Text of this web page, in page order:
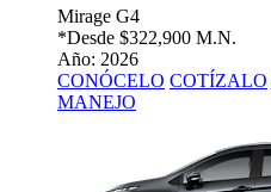
Mirage G4
*Desde $322,900 M.N.
Año: 2026
CONÓCELO COTÍZALO
MANEJO